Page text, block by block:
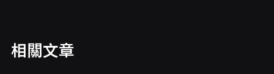
相關文章